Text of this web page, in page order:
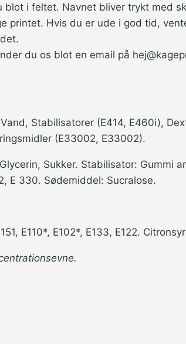
i feltet. Navnet bliver trykt med
printet. Hvis du er ude i god tid,
du os blot en email på
Stabilisatorer (E414, E460i),
(E33002, E33002).
Sukker. Stabilisator: Gummi
E 330. Sødemiddel: Sucralose.
E110*, E102*, E133, E122.